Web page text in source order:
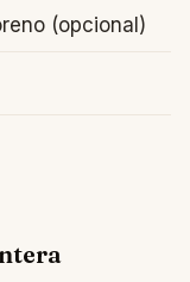
(opcional)